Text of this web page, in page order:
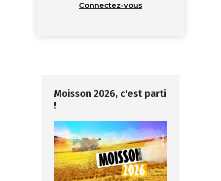
Connectez-vous
Moisson 2026, c'est parti
!